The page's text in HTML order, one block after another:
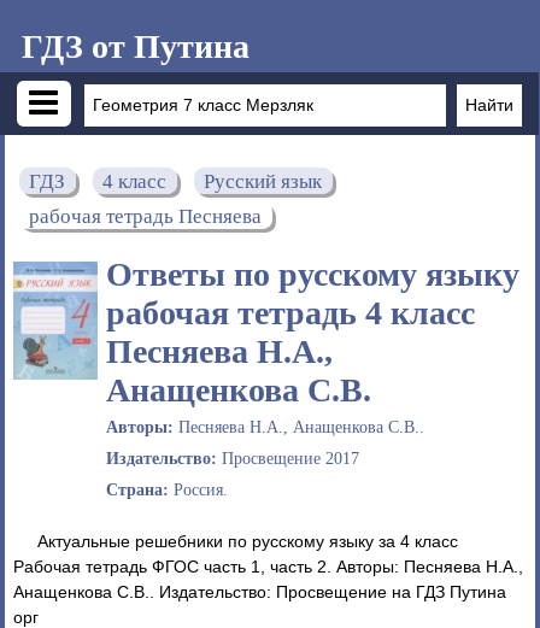
ГДЗ от Путина
ГДЗ 4 класс
Русский язык
рабочая тетрадь Песняева
Ответы по русскому языку
рабочая тетрадь 4 класс
Песняева Н.А.,
Анащенкова С.В.
Авторы: Песняева Н.А., Анащенкова С.В..
Издательство: Просвещение 2017
Страна: Россия.
Актуальные решебники по русскому языку за 4 класс
Рабочая тетрадь ФГОС часть 1, часть 2. Авторы: Песняева Н.А.,
Анащенкова С.В.. Издательство: Просвещение на ГДЗ Путина
орг